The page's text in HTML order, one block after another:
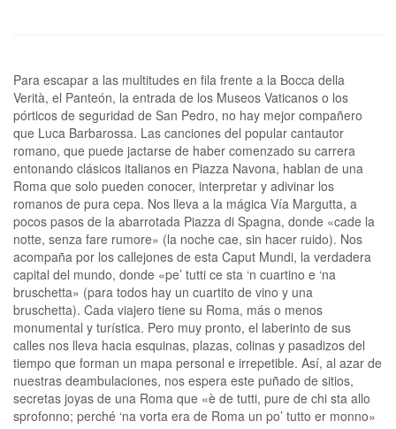
Para escapar a las multitudes en fila frente a la Bocca della
Verità, el Panteón, la entrada de los Museos Vaticanos o los
pórticos de seguridad de San Pedro, no hay mejor compañero
que Luca Barbarossa. Las canciones del popular cantautor
romano, que puede jactarse de haber comenzado su carrera
entonando clásicos italianos en Piazza Navona, hablan de una
Roma que solo pueden conocer, interpretar y adivinar los
romanos de pura cepa. Nos lleva a la mágica Vía Margutta, a
pocos pasos de la abarrotada Piazza di Spagna, donde «cade la
notte, senza fare rumore» (la noche cae, sin hacer ruido). Nos
acompaña por los callejones de esta Caput Mundi, la verdadera
capital del mundo, donde «pe’ tutti ce sta ‘n cuartino e ‘na
bruschetta» (para todos hay un cuartito de vino y una
bruschetta). Cada viajero tiene su Roma, más o menos
monumental y turística. Pero muy pronto, el laberinto de sus
calles nos lleva hacia esquinas, plazas, colinas y pasadizos del
tiempo que forman un mapa personal e irrepetible. Así, al azar de
nuestras deambulaciones, nos espera este puñado de sitios,
secretas joyas de una Roma que «è de tutti, pure de chi sta allo
sprofonno; perché ‘na vorta era de Roma un po’ tutto er monno»